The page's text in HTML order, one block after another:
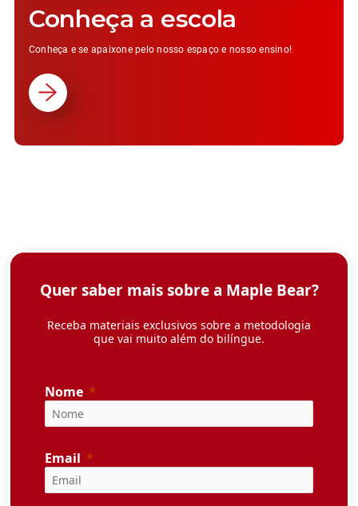
Conheça a escola
Conheça e se apaixone pelo nosso espaço e nosso ensino!